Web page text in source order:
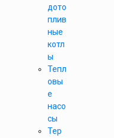
дото
плив
ные
котл
ы
Тепл
овы
е
насо
сы
Тер